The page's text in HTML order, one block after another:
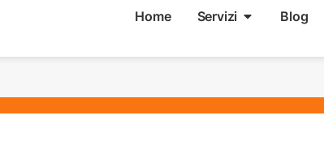
Home Servizi Blog